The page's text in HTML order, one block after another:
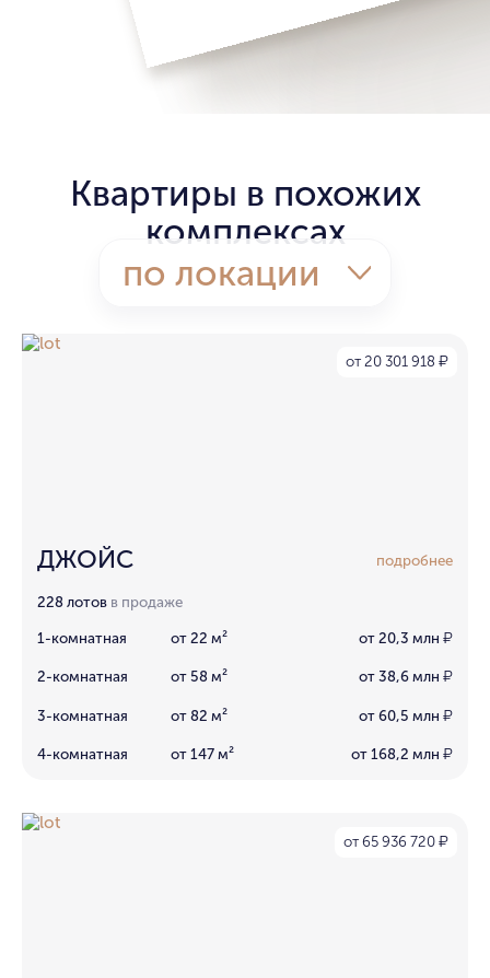
Квартиры в похожих
комплексах
по локации
от 20 301 918 ₽
ДЖОЙС подробнее
228 лотов в продаже
1-комнатная от 22 м² от 20,3 млн ₽
2-комнатная от 58 м² от 38,6 млн ₽
3-комнатная от 82 м² от 60,5 млн ₽
4-комнатная от 147 м² от 168,2 млн ₽
от 65 936 720 ₽